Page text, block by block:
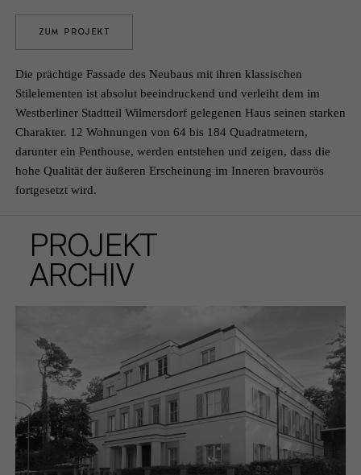
ZUM PROJEKT
Die prächtige Fassade des Neubaus mit ihren klassischen
Stilelementen ist absolut beeindruckend und verleiht dem im
Westberliner Stadtteil Wilmersdorf gelegenen Haus seinen starken
Charakter. 12 Wohnungen von 64 bis 184 Quadratmetern,
darunter ein Penthouse, werden entstehen und zeigen, dass die
hohe Qualität der äußeren Erscheinung im Inneren bravourös
fortgesetzt wird.
PROJEKT
ARCHIV